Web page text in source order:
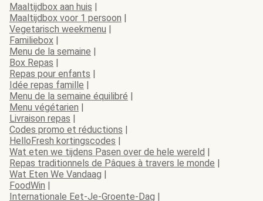
Maaltijdbox aan huis |
Maaltijdbox voor 1 persoon |
Vegetarisch weekmenu |
Familiebox |
Menu de la semaine |
Box Repas |
Repas pour enfants |
Idée repas famille |
Menu de la semaine équilibré |
Menu végétarien |
Livraison repas |
Codes promo et réductions |
HelloFresh kortingscodes |
Wat eten we tijdens Pasen over de hele wereld |
Repas traditionnels de Pâques à travers le monde |
Wat Eten We Vandaag |
FoodWin |
Internationale Eet-Je-Groente-Dag |